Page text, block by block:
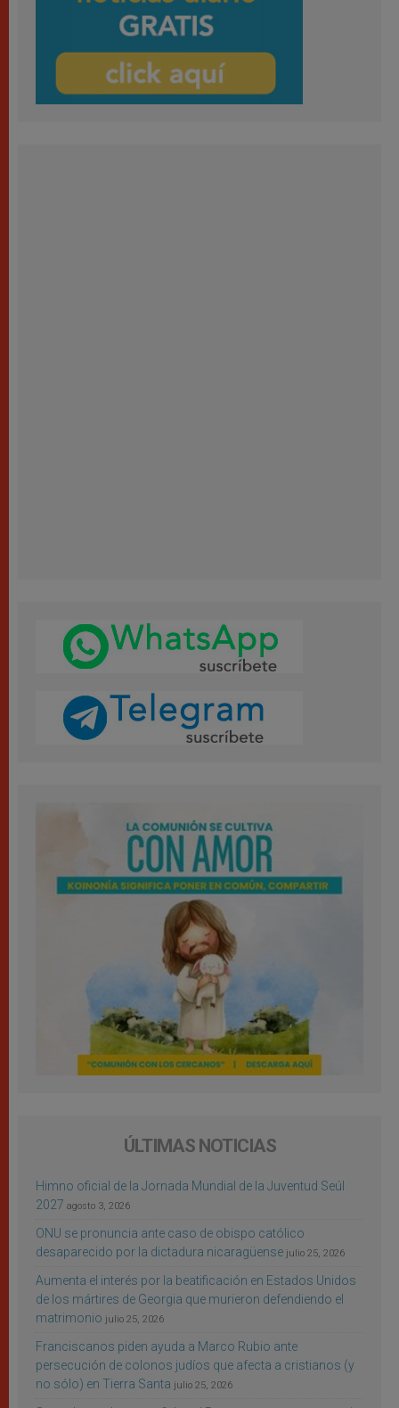
ÚLTIMAS NOTICIAS
Himno oficial de la Jornada Mundial de la Juventud Seúl
2027 agosto 3, 2026
ONU se pronuncia ante caso de obispo católico
desaparecido por la dictadura nicaragüense julio 25, 2026
Aumenta el interés por la beatificación en Estados Unidos
de los mártires de Georgia que murieron defendiendo el
matrimonio julio 25, 2026
Franciscanos piden ayuda a Marco Rubio ante
persecución de colonos judíos que afecta a cristianos (y
no sólo) en Tierra Santa julio 25, 2026